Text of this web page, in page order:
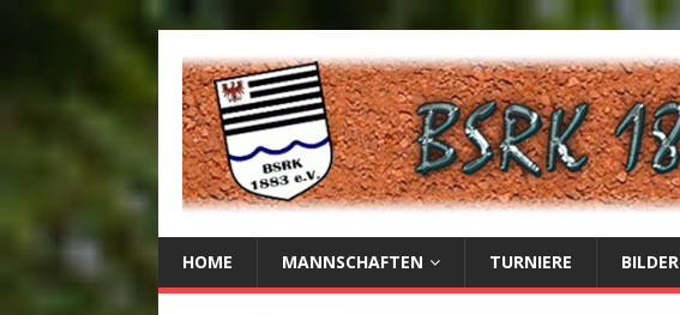
HOME MANNSCHAFTEN TURNIERE BILDER